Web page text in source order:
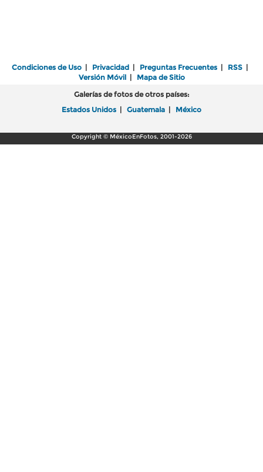
Condiciones de Uso | Privacidad | Preguntas Frecuentes | RSS |
Versión Móvil| Mapa de Sitio
Galerías de fotos de otros países:
Estados Unidos | Guatemala | México
Copyright © MéxicoEnFotos, 2001-2026